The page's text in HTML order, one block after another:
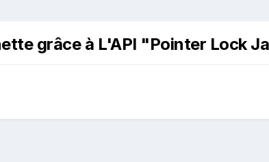
grâce à L'API "Pointer Lock